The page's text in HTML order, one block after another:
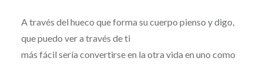
A través del hueco que forma su cuerpo pienso y digo,
que puedo ver a través de ti
más fácil sería convertirse en la otra vida en uno como